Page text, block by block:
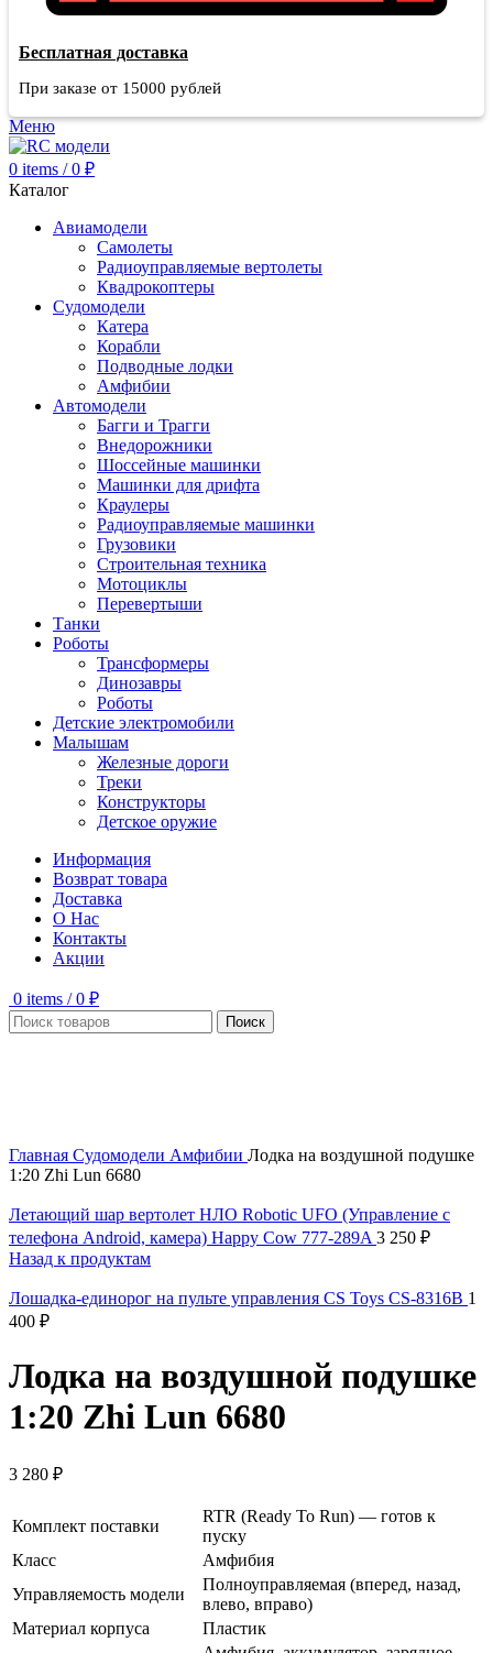
Бесплатная доставка
При заказе от 15000 рублей
Меню
0 items / 0 ₽
Каталог
Авиамодели
Самолеты
Радиоуправляемые вертолеты
Квадрокоптеры
Судомодели
Катера
Корабли
Подводные лодки
Амфибии
Автомодели
Багги и Трагги
Внедорожники
Шоссейные машинки
Машинки для дрифта
Краулеры
Радиоуправляемые машинки
Грузовики
Строительная техника
Мотоциклы
Перевертыши
Танки
Роботы
Трансформеры
Динозавры
Роботы
Детские электромобили
Малышам
Железные дороги
Треки
Конструкторы
Детское оружие
Информация
Возврат товара
Доставка
О Нас
Контакты
Акции
0 items / 0 ₽
Поиск
Главная Судомодели Амфибии Лодка на воздушной подушке
1:20 Zhi Lun 6680
Летающий шар вертолет НЛО Robotic UFO (Управление с
телефона Android, камера) Happy Cow 777-289A 3 250 ₽
Назад к продуктам
Лошадка-единорог на пульте управления CS Toys CS-8316B 1
400 ₽
Лодка на воздушной подушке
1:20 Zhi Lun 6680
3 280 ₽
Комплект поставки
RTR (Ready To Run) — готов к
пуску
Класс
Амфибия
Управляемость модели
Полноуправляемая (вперед, назад,
влево, вправо)
Материал корпуса
Пластик